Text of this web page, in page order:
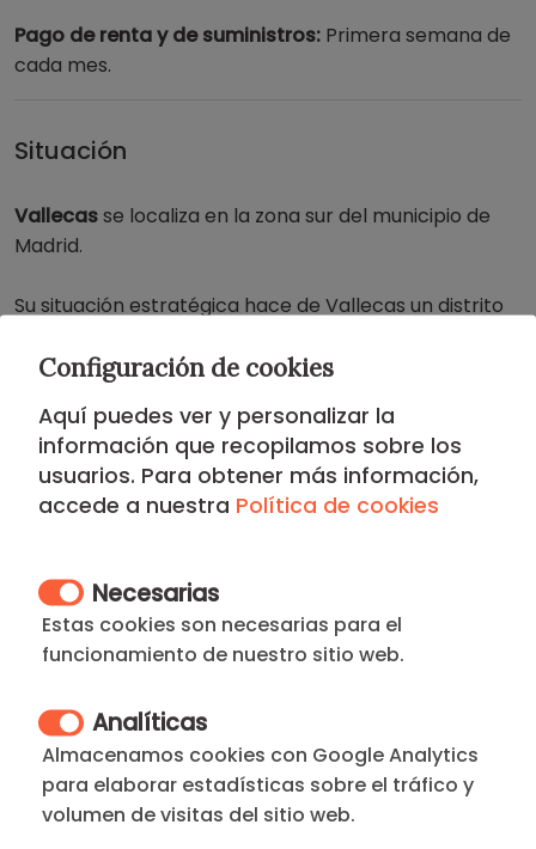
Pago de renta y de suministros: Primera semana de
cada mes.
Situación
Vallecasse localiza en la zona sur del municipio de
Madrid.
Su situación estratégica hace de Vallecas un distrito
estación de metro Atocha.
Cabe destacar su cercanía alparque del Retiro
distrito de Moratalaz.
Esta área alberga un gran número de parques,
Vallecano.
Como punto de interés cabe destacar el evento de
renombre, la popular carrera, la San Silvestre
que se celebra cada año el 31 de diciembre.
Configuración de cookies
Aquí puedes ver y personalizar la
información que recopilamos sobre los
usuarios. Para obtener más información,
accede a nuestra Política de cookies
Necesarias
Estas cookies son necesarias para el
funcionamiento de nuestro sitio web.
Analíticas
Almacenamos cookies con Google Analytics
para elaborar estadísticas sobre el tráfico y
volumen de visitas del sitio web.